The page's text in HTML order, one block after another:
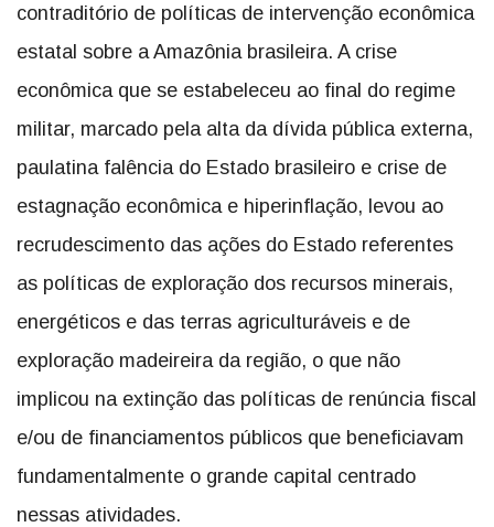
contraditório de políticas de intervenção econômica
estatal sobre a Amazônia brasileira. A crise
econômica que se estabeleceu ao final do regime
militar, marcado pela alta da dívida pública externa,
paulatina falência do Estado brasileiro e crise de
estagnação econômica e hiperinflação, levou ao
recrudescimento das ações do Estado referentes
as políticas de exploração dos recursos minerais,
energéticos e das terras agriculturáveis e de
exploração madeireira da região, o que não
implicou na extinção das políticas de renúncia fiscal
e/ou de financiamentos públicos que beneficiavam
fundamentalmente o grande capital centrado
nessas atividades.